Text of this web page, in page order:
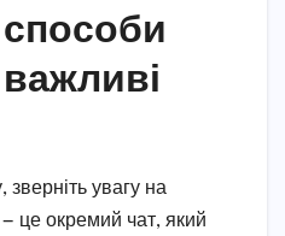
зверніть увагу на
це окремий чат, який